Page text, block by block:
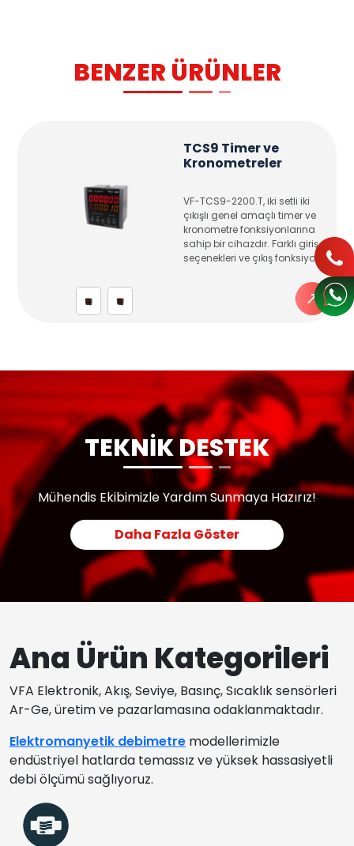
BENZER ÜRÜNLER
TCS9 Timer ve
Kronometreler
VF-TCS9-2200.T, iki setli iki
çıkışlı genel amaçlı timer ve
kronometre fonksiyonlarına
sahip bir cihazdır. Farklı giriş
seçenekleri ve çıkış fonksiyo
TEKNİK DESTEK
Mühendis Ekibimizle Yardım Sunmaya Hazırız!
Daha Fazla Göster
Ana Ürün Kategorileri
VFA Elektronik, Akış, Seviye, Basınç, Sıcaklık sensörleri
Ar-Ge, üretim ve pazarlamasına odaklanmaktadır.
Elektromanyetik debimetre modellerimizle
endüstriyel hatlarda temassız ve yüksek hassasiyetli
debi ölçümü sağlıyoruz.